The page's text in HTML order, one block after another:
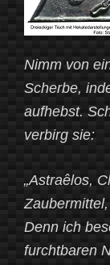
Nimm von
Scherbe,
aufhebst.
verbirg sie:
„Astraêlos,
Denn ich
furchtbaren